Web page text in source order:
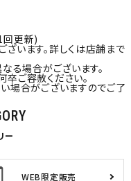
回更新)
います。詳しくは店舗まで
る場合がございます。
ご容赦ください。
場合がございますのでご了
ー
WEB限定販売